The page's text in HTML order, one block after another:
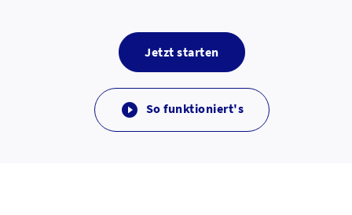
Jetzt starten
 So funktioniert's